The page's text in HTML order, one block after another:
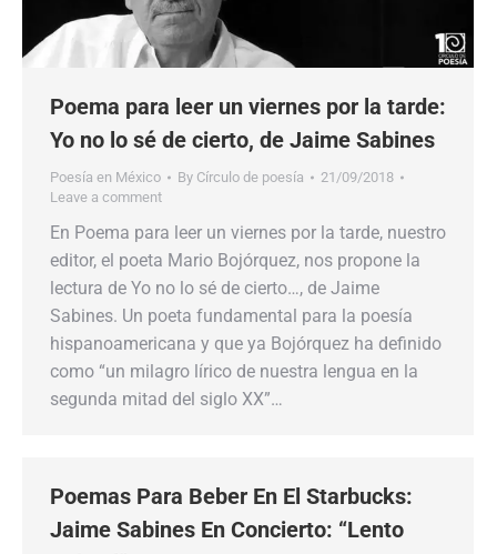
Poema para leer un viernes por la tarde:
Yo no lo sé de cierto, de Jaime Sabines
Poesía en México By Círculo de poesía
21/09/2018
Leave a comment
En Poema para leer un viernes por la tarde, nuestro
editor, el poeta Mario Bojórquez, nos propone la
lectura de Yo no lo sé de cierto…, de Jaime
Sabines. Un poeta fundamental para la poesía
hispanoamericana y que ya Bojórquez ha definido
como “un milagro lírico de nuestra lengua en la
segunda mitad del siglo XX”…
Poemas Para Beber En El Starbucks:
Jaime Sabines En Concierto: “Lento